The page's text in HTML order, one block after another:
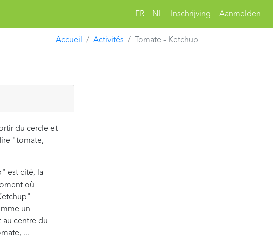
FR NL Inschrijving Aanmelden
Accueil Activités Tomate - Ketchup
du cercle et
"tomate,
est cité, la
où
un
centre du
...